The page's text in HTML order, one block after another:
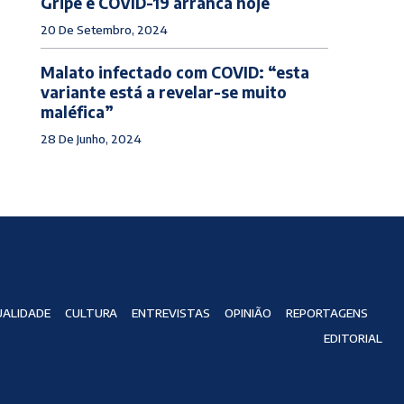
20 De Setembro, 2024
Malato infectado com COVID: “esta
variante está a revelar-se muito
maléfica”
28 De Junho, 2024
CULTURA ENTREVISTAS OPINIÃO
REPORTAGENS
EDITORIAL